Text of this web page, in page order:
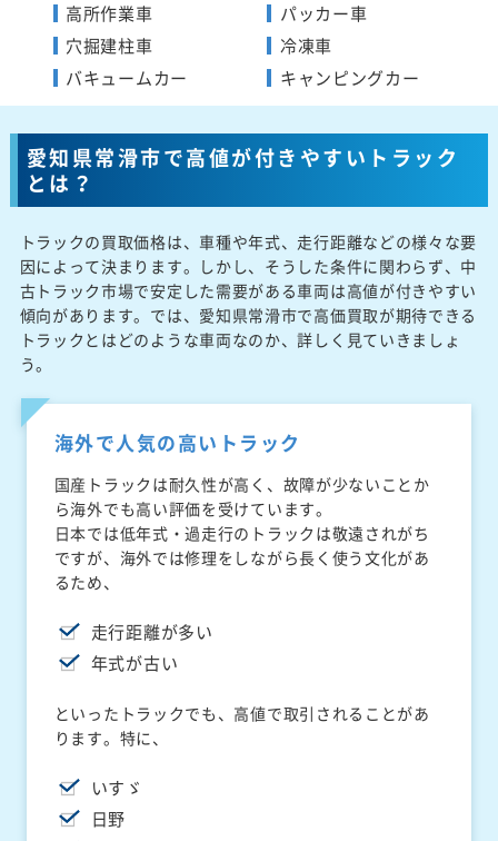
高所作業車
穴掘建柱車
バキュームカー
パッカー車
冷凍車
キャンピングカー
愛知県常滑市で高値が付きやすいトラック
とは？
トラックの買取価格は、車種や年式、走行距離などの様々な要
因によって決まります。しかし、そうした条件に関わらず、中
古トラック市場で安定した需要がある車両は高値が付きやすい
傾向があります。では、愛知県常滑市で高価買取が期待できる
トラックとはどのような車両なのか、詳しく見ていきましょ
う。
海外で人気の高いトラック
国産トラックは耐久性が高く、故障が少ないことか
ら海外でも高い評価を受けています。
日本では低年式・過走行のトラックは敬遠されがち
ですが、海外では修理をしながら長く使う文化があ
るため、
走行距離が多い
年式が古い
といったトラックでも、高値で取引されることがあ
ります。特に、
いすゞ
日野